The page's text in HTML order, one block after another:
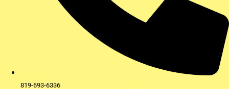
819-693-6336